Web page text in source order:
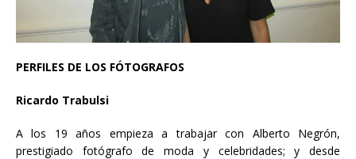
PERFILES DE LOS FÓTOGRAFOS
Ricardo Trabulsi
A los 19 años empieza a trabajar con Alberto Negrón,
prestigiado fotógrafo de moda y celebridades; y desde